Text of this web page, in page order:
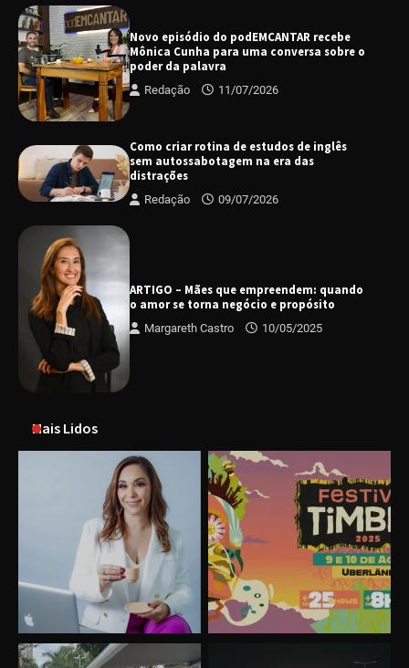
Novo episódio do podEMCANTAR recebe
Mônica Cunha para uma conversa sobre o
poder da palavra
Redação 11/07/2026
Como criar rotina de estudos de inglês
sem autossabotagem na era das
distrações
Redação 09/07/2026
ARTIGO – Mães que empreendem: quando
o amor se torna negócio e propósito
Margareth Castro 10/05/2025
Mais Lidos